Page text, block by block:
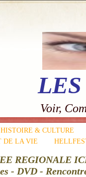
Voir,
HISTOIRE & CULTURE
DE LA VIE
REGIONALE
- DVD -